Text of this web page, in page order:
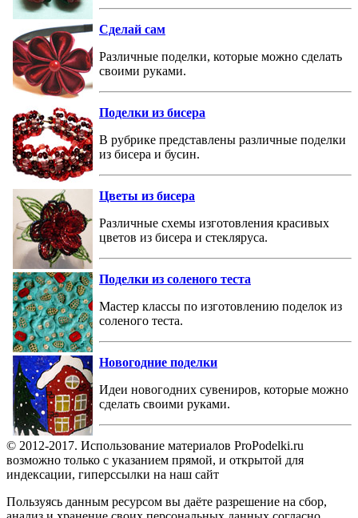
Сделай сам
Различные поделки, которые можно сделать
своими руками.
Поделки из бисера
В рубрике представлены различные поделки
из бисера и бусин.
Цветы из бисера
Различные схемы изготовления красивых
цветов из бисера и стекляруса.
Поделки из соленого теста
Мастер классы по изготовлению поделок из
соленого теста.
Новогодние поделки
Идеи новогодних сувениров, которые можно
сделать своими руками.
© 2012-2017. Использование материалов ProPodelki.ru
возможно только с указанием прямой, и открытой для
индексации, гиперссылки на наш сайт
Пользуясь данным ресурсом вы даёте разрешение на сбор,